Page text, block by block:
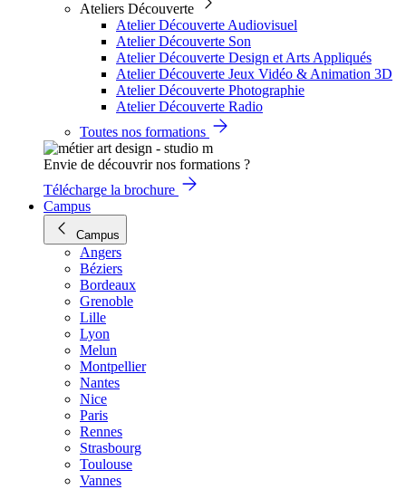
Ateliers Découverte
Atelier Découverte Audiovisuel
Atelier Découverte Son
Atelier Découverte Design et Arts Appliqués
Atelier Découverte Jeux Vidéo & Animation 3D
Atelier Découverte Photographie
Atelier Découverte Radio
Toutes nos formations
Envie de découvrir nos formations ?
Télécharge la brochure
Campus
Campus
Angers
Béziers
Bordeaux
Grenoble
Lille
Lyon
Melun
Montpellier
Nantes
Nice
Paris
Rennes
Strasbourg
Toulouse
Vannes